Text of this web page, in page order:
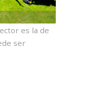
es la de
ser